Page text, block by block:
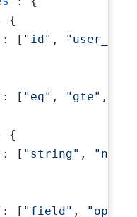
{
: [ "id" , "user_id"
: [ "eq" , "gte" ,
{
: [ "string" ,
: [ "field" , "op"